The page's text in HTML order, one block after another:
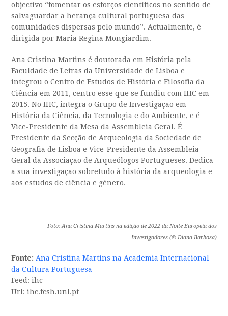
objectivo “fomentar os esforços científicos no sentido de
salvaguardar a herança cultural portuguesa das
comunidades dispersas pelo mundo”. Actualmente, é
dirigida por Maria Regina Mongiardim.
Ana Cristina Martins é doutorada em História pela
Faculdade de Letras da Universidade de Lisboa e
integrou o Centro de Estudos de História e Filosofia da
Ciência em 2011, centro esse que se fundiu com IHC em
2015. No IHC, integra o Grupo de Investigação em
História da Ciência, da Tecnologia e do Ambiente, e é
Vice-Presidente da Mesa da Assembleia Geral. É
Presidente da Secção de Arqueologia da Sociedade de
Geografia de Lisboa e Vice-Presidente da Assembleia
Geral da Associação de Arqueólogos Portugueses. Dedica
a sua investigação sobretudo à história da arqueologia e
aos estudos de ciência e género.
Foto: Ana Cristina Martins na edição de 2022 da Noite Europeia dos
Investigadores (© Diana Barbosa)
Fonte: Ana Cristina Martins na Academia Internacional
da Cultura Portuguesa
Feed: ihc
Url: ihc.fcsh.unl.pt